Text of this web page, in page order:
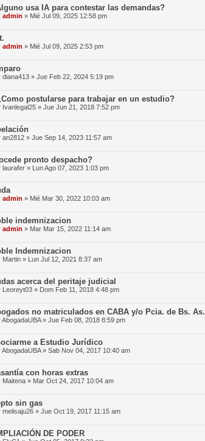
usa IA para contestar las demandas?
admin » Mié Jul 09, 2025 12:58 pm
admin » Mié Jul 09, 2025 2:53 pm
diana413 » Jue Feb 22, 2024 5:19 pm
postularse para trabajar en un estudio?
Ivanlegal25 » Jue Jun 21, 2018 7:52 pm
an2812 » Jue Sep 14, 2023 11:57 am
pronto despacho?
laurafer » Lun Ago 07, 2023 1:03 pm
admin » Mié Mar 30, 2022 10:03 am
indemnizacion
admin » Mar Mar 15, 2022 11:14 am
Indemnizacion
Martin » Lun Jul 12, 2021 8:37 am
acerca del peritaje judicial
Leoreyt03 » Dom Feb 11, 2018 4:48 pm
no matriculados en CABA y/o Pcia. de Bs. As.
AbogadaUBA» Jue Feb 08, 2018 8:59 pm
a Estudio Jurídico
AbogadaUBA» Sab Nov 04, 2017 10:40 am
con horas extras
Maitena » Mar Oct 24, 2017 10:04 am
sin gas
melisaju26 » Jue Oct 19, 2017 11:15 am
DE PODER